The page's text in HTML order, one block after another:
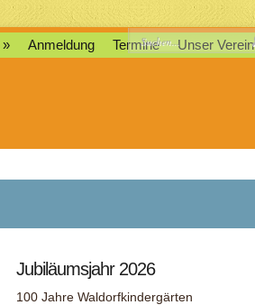
Anmeldung Termine Unser Verein
Jubiläumsjahr 2026
100 Jahre Waldorfkindergärten